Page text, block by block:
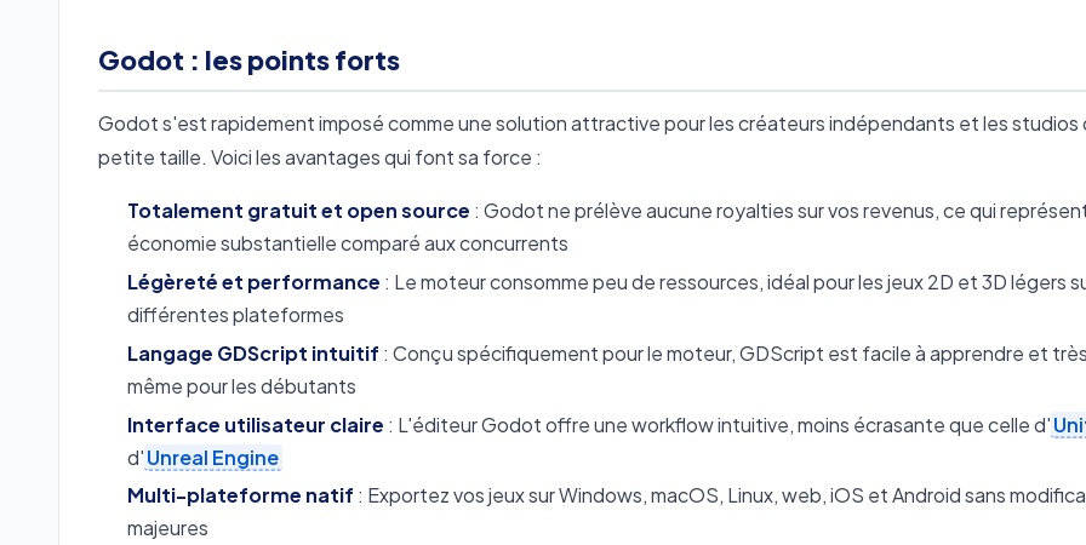
Godot : les points forts
Godot s'est rapidement imposé comme une solution attractive pour les créateurs indépendants et les studios
petite taille. Voici les avantages qui font sa force :
Totalement gratuit et open source : Godot ne prélève aucune royalties sur vos revenus, ce qui
économie substantielle comparé aux concurrents
Légèreté et performance : Le moteur consomme peu de ressources, idéal pour les jeux 2D et 3D légers
différentes plateformes
Langage GDScript intuitif : Conçu spécifiquement pour le moteur, GDScript est facile à apprendre et
même pour les débutants
Interface utilisateur claire : L'éditeur Godot offre une workflow intuitive, moins écrasante que celle d'
d'Unreal Engine
Multi-plateforme natif : Exportez vos jeux sur Windows, macOS, Linux, web, iOS et Android sans
majeures